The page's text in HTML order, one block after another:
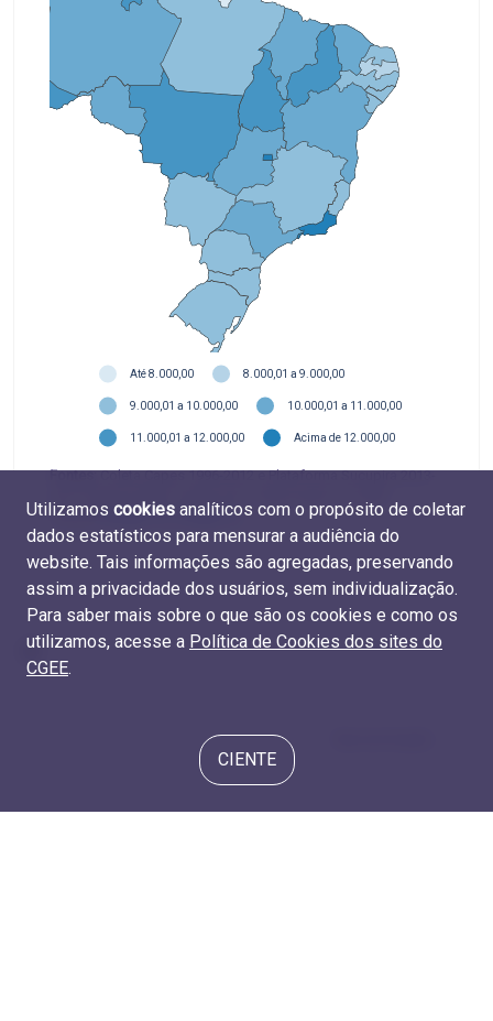
Até 8.000,00 8.000,01 a 9.000,00
9.000,01 a 10.000,00 10.000,01 a 11.000,00
11.000,01 a 12.000,00 Acima de 12.000,00
Fontes: Coleta Capes 1996-2012 e Plataforma Sucupira 2013-
TabelasM.REM.19e D.REM.15
Utilizamos cookies analíticos com o propósito de coletar
dados estatísticos para mensurar a audiência do
website. Tais informações são agregadas, preservando
assim a privacidade dos usuários, sem individualização.
Para saber mais sobre o que são os cookies e como os
utilizamos, acesse a Política de Cookies dos sites do
CGEE.
CIENTE